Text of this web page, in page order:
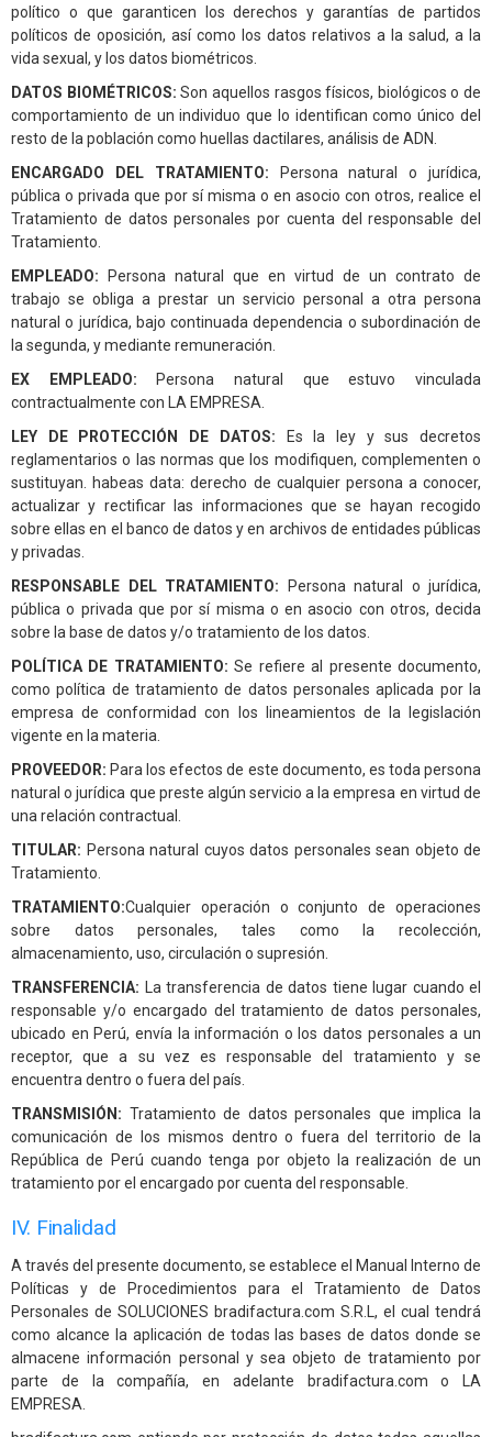
político o que garanticen los derechos y garantías de partidos
políticos de oposición, así como los datos relativos a la salud, a la
vida sexual, y los datos biométricos.
DATOS BIOMÉTRICOS:Son aquellos rasgos físicos, biológicos o de
comportamiento de un individuo que lo identifican como único del
resto de la población como huellas dactilares, análisis de ADN.
ENCARGADO DEL TRATAMIENTO: Persona natural o jurídica,
pública o privada que por sí misma o en asocio con otros, realice el
Tratamiento de datos personales por cuenta del responsable del
Tratamiento.
EMPLEADO: Persona natural que en virtud de un contrato de
trabajo se obliga a prestar un servicio personal a otra persona
natural o jurídica, bajo continuada dependencia o subordinación de
la segunda, y mediante remuneración.
EX EMPLEADO: Persona natural que estuvo vinculada
contractualmente con LA EMPRESA.
LEY DE PROTECCIÓN DE DATOS:
Es la ley y sus decretos
reglamentarios o las normas que los modifiquen, complementen o
sustituyan. habeas data: derecho de cualquier persona a conocer,
actualizar y rectificar las informaciones que se hayan recogido
sobre ellas en el banco de datos y en archivos de entidades públicas
y privadas.
RESPONSABLE DEL TRATAMIENTO:
Persona natural o jurídica,
pública o privada que por sí misma o en asocio con otros, decida
sobre la base de datos y/o tratamiento de los datos.
POLÍTICA DE TRATAMIENTO:Se refiere al presente documento,
como política de tratamiento de datos personales aplicada por la
empresa de conformidad con los lineamientos de la legislación
vigente en la materia.
PROVEEDOR: Para los efectos de este documento, es toda persona
natural o jurídica que preste algún servicio a la empresa en virtud de
una relación contractual.
TITULAR: Persona natural cuyos datos personales sean objeto de
Tratamiento.
TRATAMIENTO:Cualquier operación o conjunto de operaciones
sobre datos personales, tales como la recolección,
almacenamiento, uso, circulación o supresión.
TRANSFERENCIA: La transferencia de datos tiene lugar cuando el
responsable y/o encargado del tratamiento de datos personales,
ubicado en Perú, envía la información o los datos personales a un
receptor, que a su vez es responsable del tratamiento y se
encuentra dentro o fuera del país.
TRANSMISIÓN: Tratamiento de datos personales que implica la
comunicación de los mismos dentro o fuera del territorio de la
República de Perú cuando tenga por objeto la realización de un
tratamiento por el encargado por cuenta del responsable.
IV. Finalidad
A través del presente documento, se establece el Manual Interno de
Políticas y de Procedimientos para el Tratamiento de Datos
Personales de SOLUCIONES bradifactura.com S.R.L, el cual tendrá
como alcance la aplicación de todas las bases de datos donde se
almacene información personal y sea objeto de tratamiento por
parte de la compañía, en adelante bradifactura.com o LA
EMPRESA.